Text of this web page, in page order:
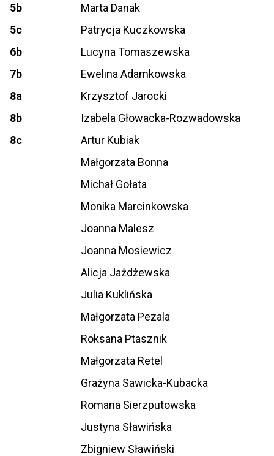
5b
Marta Danak
5c
Patrycja Kuczkowska
6b
Lucyna Tomaszewska
7b
Ewelina Adamkowska
8a
Krzysztof Jarocki
8b
Izabela Głowacka-Rozwadowska
8c
Artur Kubiak
Małgorzata Bonna
Michał Gołata
Monika Marcinkowska
Joanna Malesz
Joanna Mosiewicz
Alicja Jażdżewska
Julia Kuklińska
Małgorzata Pezala
Roksana Ptasznik
Małgorzata Retel
Grażyna Sawicka-Kubacka
Romana Sierzputowska
Justyna Sławińska
Zbigniew Sławiński